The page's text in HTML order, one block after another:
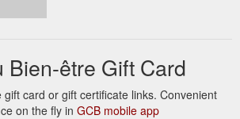
Bien-être Gift Card
gift card or gift certificate links. Convenient
on the fly in GCB mobile app